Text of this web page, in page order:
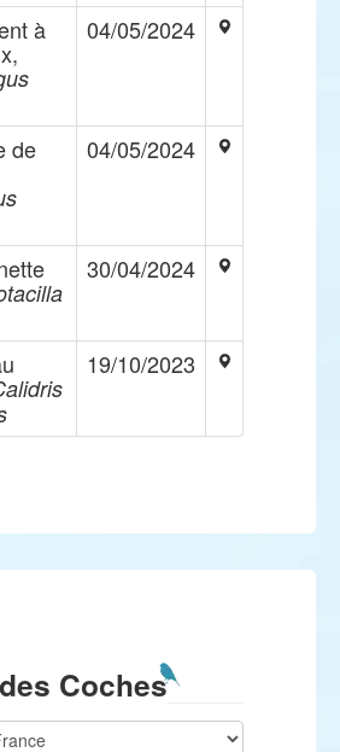
à 04/05/2024
de 04/05/2024
30/04/2024
19/10/2023
Coches